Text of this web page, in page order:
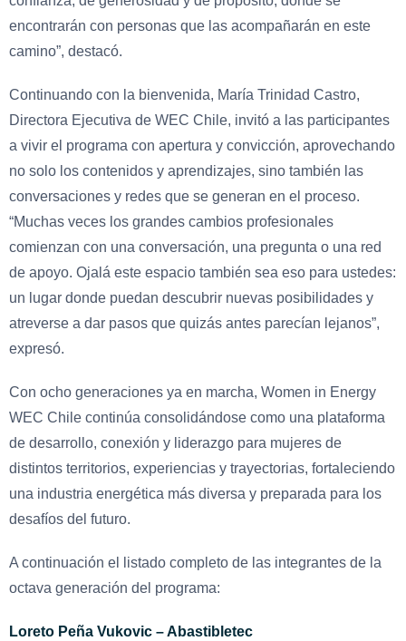
encontrarán con personas que las acompañarán en este
camino”, destacó.
Continuando con la bienvenida, María Trinidad Castro,
Directora Ejecutiva de WEC Chile, invitó a las participantes
a vivir el programa con apertura y convicción, aprovechando
no solo los contenidos y aprendizajes, sino también las
conversaciones y redes que se generan en el proceso.
“Muchas veces los grandes cambios profesionales
comienzan con una conversación, una pregunta o una red
de apoyo. Ojalá este espacio también sea eso para ustedes:
un lugar donde puedan descubrir nuevas posibilidades y
atreverse a dar pasos que quizás antes parecían lejanos”,
expresó.
Con ocho generaciones ya en marcha, Women in Energy
WEC Chile continúa consolidándose como una plataforma
de desarrollo, conexión y liderazgo para mujeres de
distintos territorios, experiencias y trayectorias, fortaleciendo
una industria energética más diversa y preparada para los
desafíos del futuro.
A continuación el listado completo de las integrantes de la
octava generación del programa:
Loreto Peña Vukovic – Abastibletec